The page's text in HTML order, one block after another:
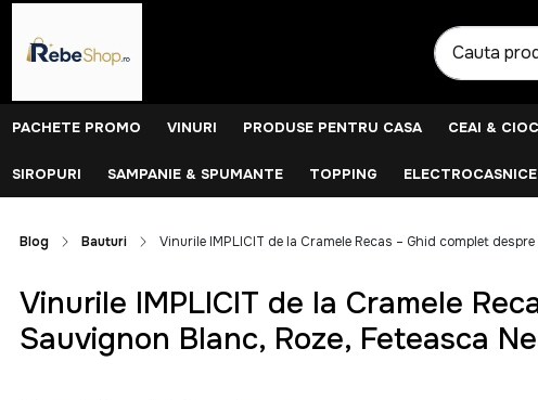
PACHETE PROMO VINURI PRODUSE PENTRU CASA CEAI &
SIROPURI SAMPANIE & SPUMANTE TOPPING
Blog Bauturi Vinurile IMPLICIT de la Cramele Recas – Ghid complet
Vinurile IMPLICIT de la Cramele
Sauvignon Blanc, Roze, Feteasca